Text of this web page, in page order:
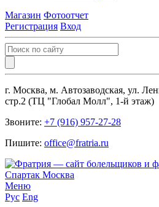
Магазин Фотоотчет
Регистрация Вход
г. Москва, м. Автозаводская, ул.
стр.2 (ТЦ "Глобал Молл", 1-й этаж)
Звоните: +7 (916) 957-27-28
Пишите: office@fratria.ru
Меню
Рус Eng